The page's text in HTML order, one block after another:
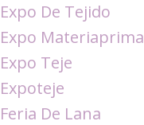
Expo De Tejido
Expo Materiaprima
Expo Teje
Expoteje
Feria De Lana